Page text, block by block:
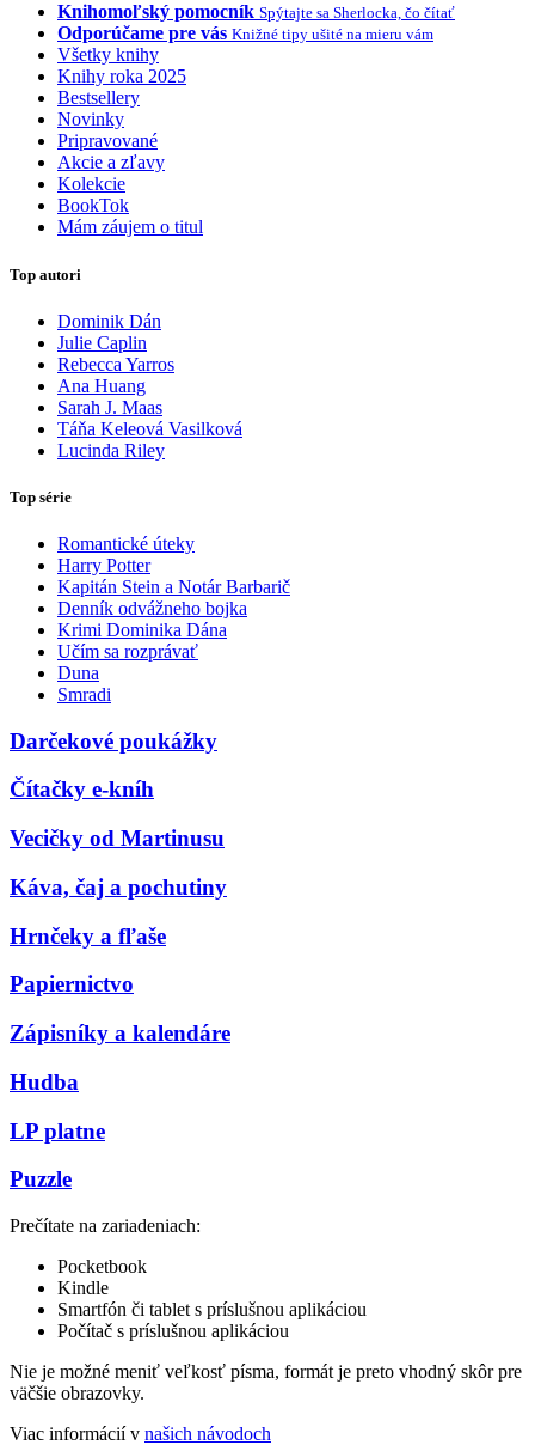
Knihomoľský pomocník Spýtajte sa Sherlocka, čo čítať
Odporúčame pre vás Knižné tipy ušité na mieru vám
Všetky knihy
Knihy roka 2025
Bestsellery
Novinky
Pripravované
Akcie a zľavy
Kolekcie
BookTok
Mám záujem o titul
Top autori
Dominik Dán
Julie Caplin
Rebecca Yarros
Ana Huang
Sarah J. Maas
Táňa Keleová Vasilková
Lucinda Riley
Top série
Romantické úteky
Harry Potter
Kapitán Stein a Notár Barbarič
Denník odvážneho bojka
Krimi Dominika Dána
Učím sa rozprávať
Duna
Smradi
Darčekové poukážky
Čítačky e-kníh
Vecičky od Martinusu
Káva, čaj a pochutiny
Hrnčeky a fľaše
Papiernictvo
Zápisníky a kalendáre
Hudba
LP platne
Puzzle
Prečítate na zariadeniach:
Pocketbook
Kindle
Smartfón či tablet s príslušnou aplikáciou
Počítač s príslušnou aplikáciou
Nie je možné meniť veľkosť písma, formát je preto vhodný skôr pre
väčšie obrazovky.
Viac informácií v našich návodoch